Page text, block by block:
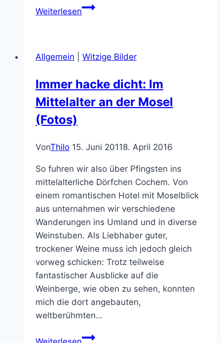
Weiterlesen27
1
morbide
Kunst
Allgemein Witzige Bilder
Immer hacke dicht: Im
Mittelalter an der Mosel
(Fotos)
VonThilo 15. Juni 20118. April 2016
So fuhren wir also über Pfingsten ins
mittelalterliche Dörfchen Cochem. Von
einem romantischen Hotel mit Moselblick
aus unternahmen wir verschiedene
Wanderungen ins Umland und in diverse
Weinstuben. Als Liebhaber guter,
trockener Weine muss ich jedoch gleich
vorweg schicken: Trotz teilweise
fantastischer Ausblicke auf die
Weinberge, wie oben zu sehen, konnten
mich die dort angebauten,
weltberühmten…
Immer